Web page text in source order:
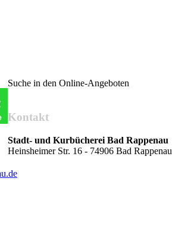
Suche in den Online-Angeboten
Kontakt
Stadt- und Kurbücherei Bad Rappenau
Heinsheimer Str. 16 - 74906 Bad Rappenau